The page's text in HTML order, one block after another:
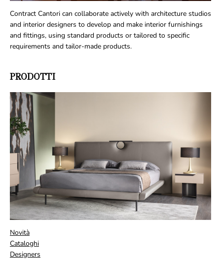
Contract Cantori can collaborate actively with architecture studios
and interior designers to develop and make interior furnishings
and fittings, using standard products or tailored to specific
requirements and tailor-made products.
PRODOTTI
Novità
Cataloghi
Designers